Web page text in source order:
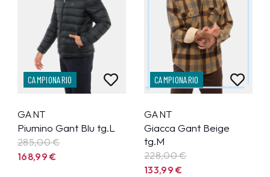
CAMPIONARIO
GANT
Piumino Gant Blu tg.L
285,00 €
168,99€
CAMPIONARIO
GANT
Giacca Gant Beige
tg.M
228,00 €
133,99€